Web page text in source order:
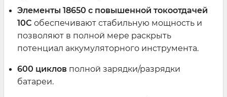
Элементы 18650 с повышенной токоотдачей
10C обеспечивают стабильную мощность и
позволяют в полной мере раскрыть
потенциал аккумуляторного инструмента.
600 циклов полной зарядки/разрядки
батареи.